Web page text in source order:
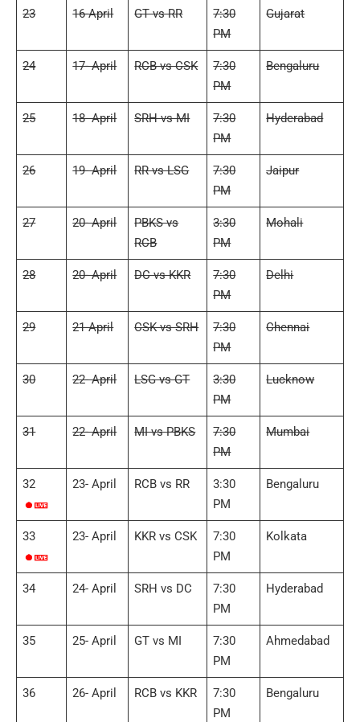
23 16-April GT vs RR
7:30
PM
Gujarat
24 17- April RCB vs CSK
7:30
PM
Bengaluru
25 18- April SRH vs MI
7:30
PM
Hyderabad
26 19- April RR vs LSG
7:30
PM
Jaipur
27 20- April
PBKS vs
RCB
3:30
PM
Mohali
28 20- April DC vs KKR
7:30
PM
Delhi
29 21-April CSK vs SRH
7:30
PM
Chennai
30 22- April LSG vs GT
3:30
PM
Lucknow
31 22- April MI vs PBKS
7:30
PM
Mumbai
32 23- April RCB vs RR
3:30
PM
Bengaluru
33 23- April KKR vs CSK
7:30
PM
Kolkata
34 24- April SRH vs DC
7:30
PM
Hyderabad
35 25- April GT vs MI
7:30
PM
Ahmedabad
36 26- April RCB vs KKR
7:30
PM
Bengaluru